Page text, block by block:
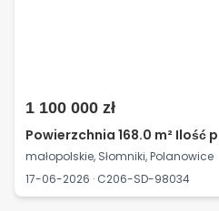
1 100 000 zł
Powierzchnia 168.0 m² Ilość
małopolskie, Słomniki, Polanowice
17-06-2026 · C206-SD-98034